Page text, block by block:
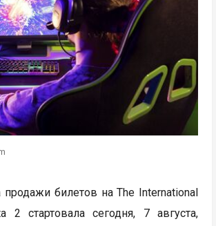
продажи билетов на The International
2 стартовала сегодня, 7 августа,